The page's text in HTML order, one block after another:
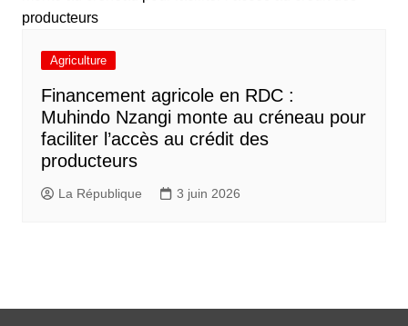
Agriculture
Financement agricole en RDC :
Muhindo Nzangi monte au créneau pour
faciliter l’accès au crédit des
producteurs
La République 3 juin 2026